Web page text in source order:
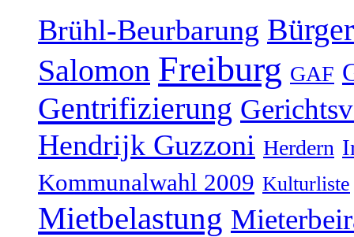
Brühl-Beurbarung
Salomon Freiburg GAF
Gentrifizierung
Hendrijk Guzzoni Herdern
Kommunalwahl 2009 Kulturliste
Mietbelastung